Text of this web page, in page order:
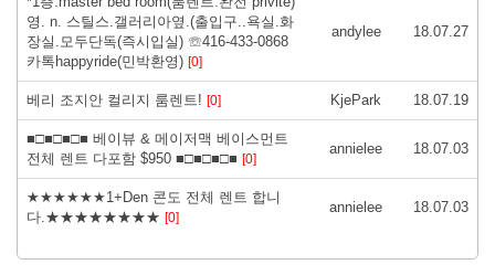
영. n. 스틸스.갤러리아옆.(출입구..욕실.화
장실.모두단독(즉시입실) ☏416-433-0868
카톡happyride(민박환영) [0]
andylee 18.07.27
베리 조지안 컬리지 룸렌트! [0] KjePark 18.07.19
■□■□■□■ 베이뷰 & 메이저맥 베이스먼트
전체 렌트 다포함 $950 ■□■□■□■ [0]
annielee 18.07.03
★★★★★★1+Den 콘도 전체 렌트 합니
다.★★★★★★★★ [0]
annielee 18.07.03